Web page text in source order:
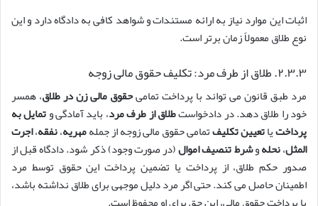
اثبات این موارد نیاز به ارائه مستندات و شواهد کافی به دادگاه دارد و این
نوع طلاق معمولاً زمان برتر است.
۲.۳.۳. طلاق از طرف مرد: تکلیف حقوق مالی زوجه
مرد طبق قانون می تواند با پرداخت تمامیحقوق مالی زن در طلاق، همسر
خود را طلاق دهد. در دادخواستطلاق از طرف مرد، باید آمادگی وتمایل به
پرداختیاتعیین تکلیفتمامی حقوق مالی زوجه از جملهمهریه،نفقه،اجرت
المثل،نحلهوشرط تنصیف اموال(در صورت وجود) ذکر شود. دادگاه قبل از
صدور حکم طلاق، از پرداخت یا تضمین پرداخت این حقوق توسط مرد
اطمینان حاصل می کند. حتی اگر مرد دلیل موجهی برای طلاق نداشته باشد،